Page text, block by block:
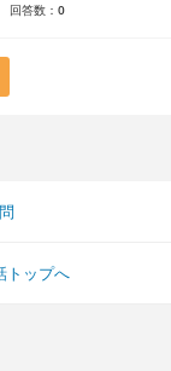
回答数： 0
トップへ